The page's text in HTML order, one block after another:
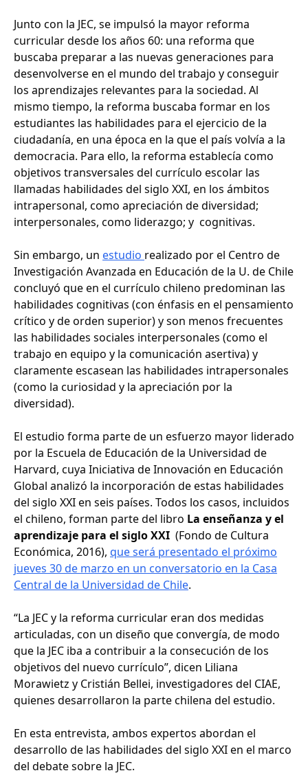
Junto con la JEC, se impulsó la mayor reforma
curricular desde los años 60: una reforma que
buscaba preparar a las nuevas generaciones para
desenvolverse en el mundo del trabajo y conseguir
los aprendizajes relevantes para la sociedad. Al
mismo tiempo, la reforma buscaba formar en los
estudiantes las habilidades para el ejercicio de la
ciudadanía, en una época en la que el país volvía a la
democracia. Para ello, la reforma establecía como
objetivos transversales del currículo escolar las
llamadas habilidades del siglo XXI, en los ámbitos
intrapersonal, como apreciación de diversidad;
interpersonales, como liderazgo; y cognitivas.
Sin embargo, un estudio realizado por el Centro de
Investigación Avanzada en Educación de la U. de Chile
concluyó que en el currículo chileno predominan las
habilidades cognitivas (con énfasis en el pensamiento
crítico y de orden superior) y son menos frecuentes
las habilidades sociales interpersonales (como el
trabajo en equipo y la comunicación asertiva) y
claramente escasean las habilidades intrapersonales
(como la curiosidad y la apreciación por la
diversidad).
El estudio forma parte de un esfuerzo mayor liderado
por la Escuela de Educación de la Universidad de
Harvard, cuya Iniciativa de Innovación en Educación
Global analizó la incorporación de estas habilidades
del siglo XXI en seis países. Todos los casos, incluidos
el chileno, forman parte del libro La enseñanza y el
aprendizaje para el siglo XXI (Fondo de Cultura
Económica, 2016), que será presentado el próximo
jueves 30 de marzo en un conversatorio en la Casa
Central de la Universidad de Chile.
“La JEC y la reforma curricular eran dos medidas
articuladas, con un diseño que convergía, de modo
que la JEC iba a contribuir a la consecución de los
objetivos del nuevo currículo”, dicen Liliana
Morawietz y Cristián Bellei, investigadores del CIAE,
quienes desarrollaron la parte chilena del estudio.
En esta entrevista, ambos expertos abordan el
desarrollo de las habilidades del siglo XXI en el marco
del debate sobre la JEC.